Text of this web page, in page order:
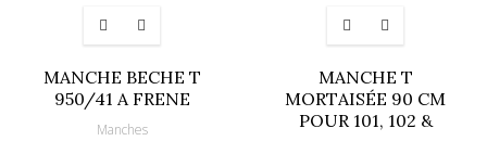
MANCHE BECHE T
950/41 A FRENE
Manches
MANCHE T
MORTAISÉE 90 CM
POUR 101, 102 &